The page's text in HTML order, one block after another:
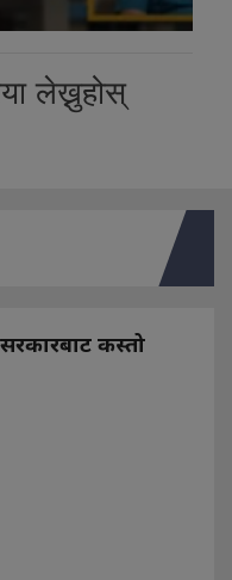
लेख्नुहोस्
सरकारबाट कस्तो